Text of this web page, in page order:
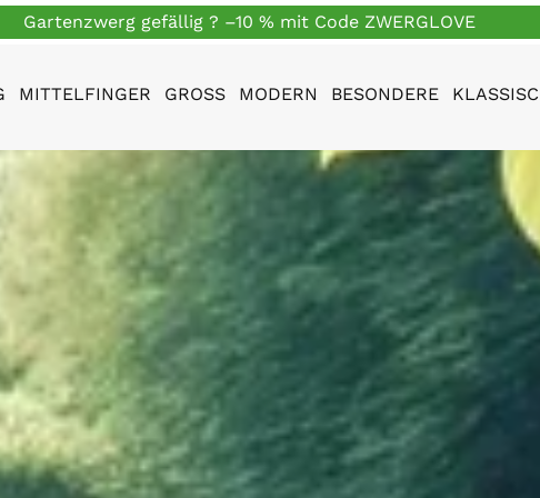
Gartenzwerg gefällig ? –10 % mit Code ZWERGLOVE
MITTELFINGER GROSS MODERN BESONDERE